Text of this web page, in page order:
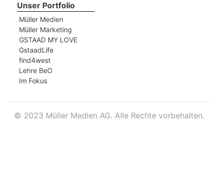
Unser Portfolio
Müller Medien
Müller Marketing
GSTAAD MY LOVE
GstaadLife
find4west
Lehre BeO
Im Fokus
© 2023 Müller Medien AG. Alle Rechte vorbehalten.